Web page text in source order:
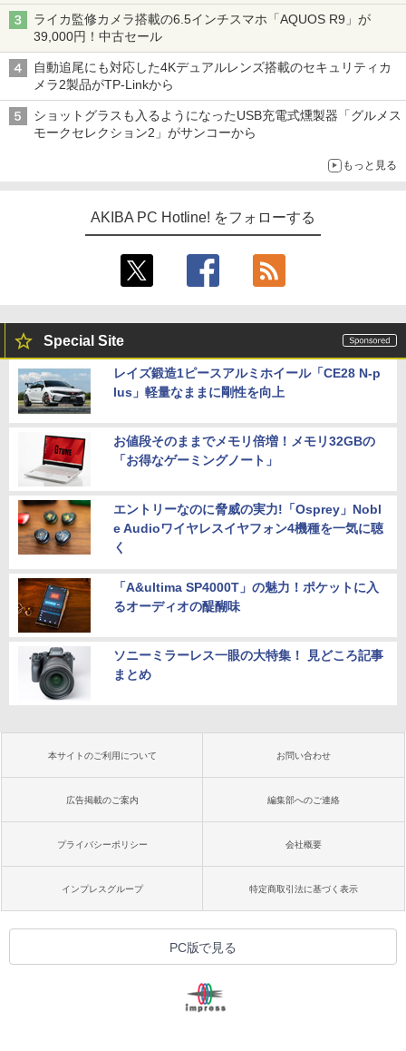
ライカ監修カメラ搭載の6.5インチスマホ「AQUOS R9」が
39,000円！中古セール
自動追尾にも対応した4Kデュアルレンズ搭載のセキュリティカ
メラ2製品がTP-Linkから
ショットグラスも入るようになったUSB充電式燻製器「グルメス
モークセレクション2」がサンコーから
もっと見る
AKIBA PC Hotline! をフォローする
Special Site
レイズ鍛造1ピースアルミホイール「CE28 N-p
lus」軽量なままに剛性を向上
お値段そのままでメモリ倍増！メモリ32GBの
「お得なゲーミングノート」
エントリーなのに脅威の実力!「Osprey」Nobl
e Audioワイヤレスイヤフォン4機種を一気に聴
く
「A&ultima SP4000T」の魅力！ポケットに入
るオーディオの醍醐味
ソニーミラーレス一眼の大特集！ 見どころ記事
まとめ
本サイトのご利用について お問い合わせ
広告掲載のご案内 編集部へのご連絡
プライバシーポリシー 会社概要
インプレスグループ 特定商取引法に基づく表示
PC版で見る